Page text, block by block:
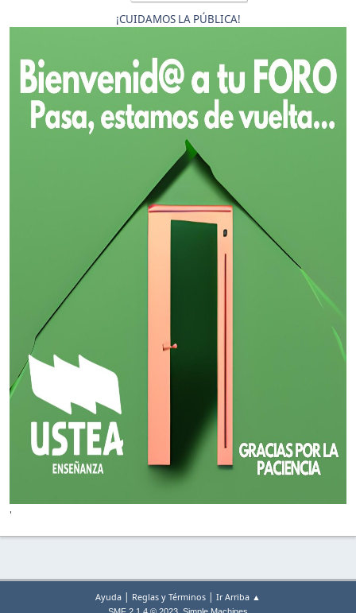
¡CUIDAMOS LA PÚBLICA!
'
Ayuda | Reglas y Términos | Ir Arriba ▲